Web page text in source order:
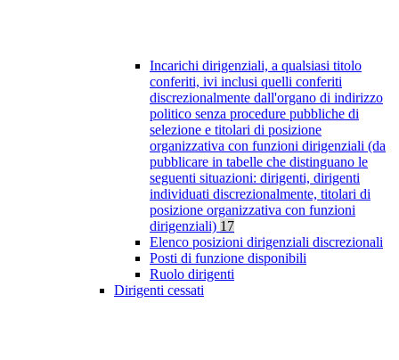
Incarichi dirigenziali, a qualsiasi titolo
conferiti, ivi inclusi quelli conferiti
discrezionalmente dall'organo di indirizzo
politico senza procedure pubbliche di
selezione e titolari di posizione
organizzativa con funzioni dirigenziali (da
pubblicare in tabelle che distinguano le
seguenti situazioni: dirigenti, dirigenti
individuati discrezionalmente, titolari di
posizione organizzativa con funzioni
dirigenziali) 17
Elenco posizioni dirigenziali discrezionali
Posti di funzione disponibili
Ruolo dirigenti
Dirigenti cessati